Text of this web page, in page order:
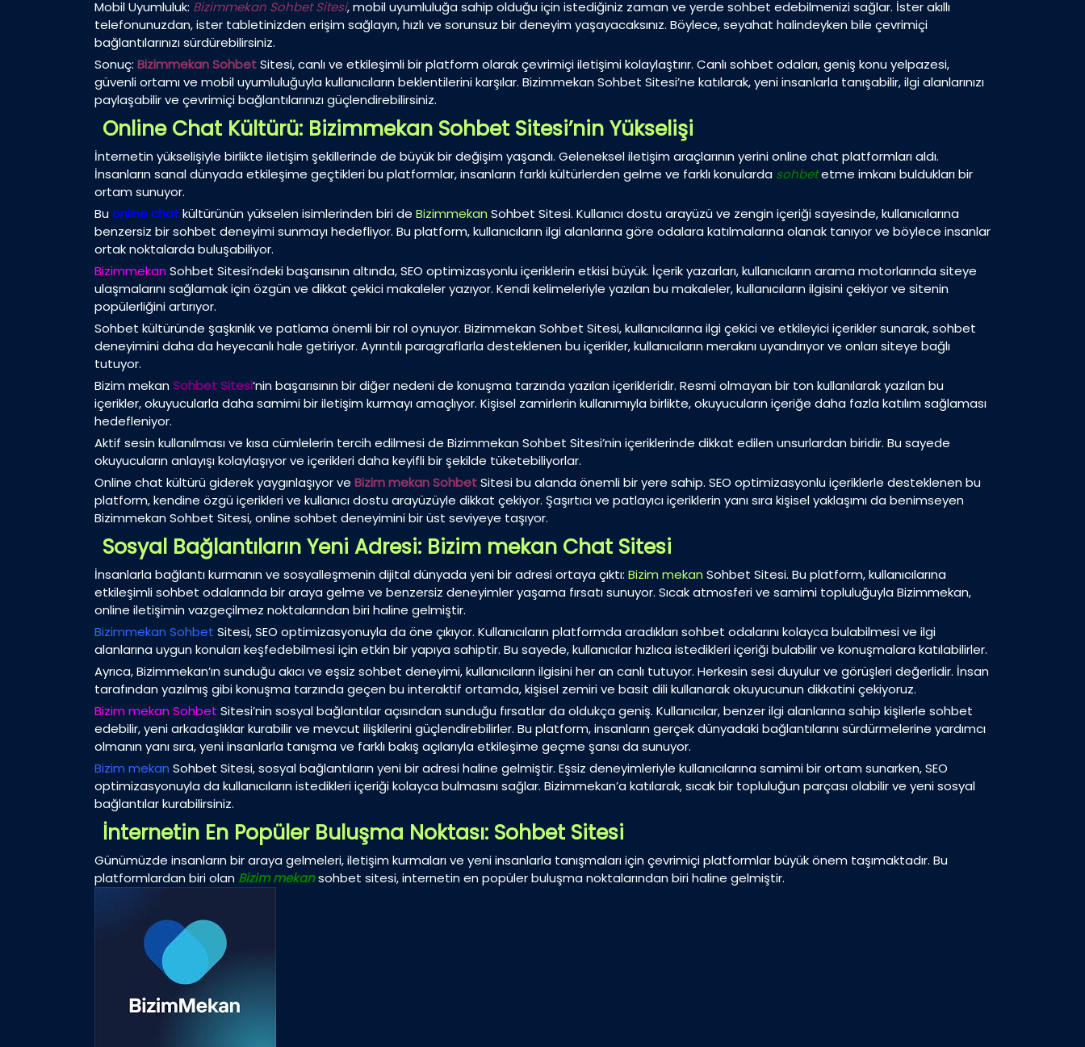
Mobil Uyumluluk: Bizimmekan Sohbet Sitesi, mobil uyumluluğa sahip olduğu için istediğiniz zaman ve yerde sohbet edebilmenizi sağlar. İster akıllı
telefonunuzdan, ister tabletinizden erişim sağlayın, hızlı ve sorunsuz bir deneyim yaşayacaksınız. Böylece, seyahat halindeyken bile çevrimiçi
bağlantılarınızı sürdürebilirsiniz.
Sonuç: Bizimmekan SohbetSitesi, canlı ve etkileşimli bir platform olarak çevrimiçi iletişimi kolaylaştırır. Canlı sohbet odaları, geniş konu yelpazesi,
güvenli ortamı ve mobil uyumluluğuyla kullanıcıların beklentilerini karşılar. Bizimmekan Sohbet Sitesi’ne katılarak, yeni insanlarla tanışabilir, ilgi alanlarınızı
paylaşabilir ve çevrimiçi bağlantılarınızı güçlendirebilirsiniz.
Online Chat Kültürü: Bizimmekan Sohbet Sitesi’nin Yükselişi
İnternetin yükselişiyle birlikte iletişim şekillerinde de büyük bir değişim yaşandı. Geleneksel iletişim araçlarının yerini online chat platformları aldı.
İnsanların sanal dünyada etkileşime geçtikleri bu platformlar, insanların farklı kültürlerden gelme ve farklı konularda sohbetetme imkanı buldukları bir
ortam sunuyor.
Buonline chatkültürünün yükselen isimlerinden biri de Bizimmekan Sohbet Sitesi. Kullanıcı dostu arayüzü ve zengin içeriği sayesinde, kullanıcılarına
benzersiz bir sohbet deneyimi sunmayı hedefliyor. Bu platform, kullanıcıların ilgi alanlarına göre odalara katılmalarına olanak tanıyor ve böylece insanlar
ortak noktalarda buluşabiliyor.
BizimmekanSohbet Sitesi’ndeki başarısının altında, SEO optimizasyonlu içeriklerin etkisi büyük. İçerik yazarları, kullanıcıların arama motorlarında siteye
ulaşmalarını sağlamak için özgün ve dikkat çekici makaleler yazıyor. Kendi kelimeleriyle yazılan bu makaleler, kullanıcıların ilgisini çekiyor ve sitenin
popülerliğini artırıyor.
Sohbet kültüründe şaşkınlık ve patlama önemli bir rol oynuyor. Bizimmekan Sohbet Sitesi, kullanıcılarına ilgi çekici ve etkileyici içerikler sunarak, sohbet
deneyimini daha da heyecanlı hale getiriyor. Ayrıntılı paragraflarla desteklenen bu içerikler, kullanıcıların merakını uyandırıyor ve onları siteye bağlı
tutuyor.
Bizim mekanSohbet Sitesi‘nin başarısının bir diğer nedeni de konuşma tarzında yazılan içerikleridir. Resmi olmayan bir ton kullanılarak yazılan bu
içerikler, okuyucularla daha samimi bir iletişim kurmayı amaçlıyor. Kişisel zamirlerin kullanımıyla birlikte, okuyucuların içeriğe daha fazla katılım sağlaması
hedefleniyor.
Aktif sesin kullanılması ve kısa cümlelerin tercih edilmesi de Bizimmekan Sohbet Sitesi’nin içeriklerinde dikkat edilen unsurlardan biridir. Bu sayede
okuyucuların anlayışı kolaylaşıyor ve içerikleri daha keyifli bir şekilde tüketebiliyorlar.
Online chat kültürü giderek yaygınlaşıyor ve Bizim mekan SohbetSitesi bu alanda önemli bir yere sahip. SEO optimizasyonlu içeriklerle desteklenen bu
platform, kendine özgü içerikleri ve kullanıcı dostu arayüzüyle dikkat çekiyor. Şaşırtıcı ve patlayıcı içeriklerin yanı sıra kişisel yaklaşımı da benimseyen
Bizimmekan Sohbet Sitesi, online sohbet deneyimini bir üst seviyeye taşıyor.
Sosyal Bağlantıların Yeni Adresi: Bizim mekan Chat Sitesi
İnsanlarla bağlantı kurmanın ve sosyalleşmenin dijital dünyada yeni bir adresi ortaya çıktı: Bizim mekan Sohbet Sitesi. Bu platform, kullanıcılarına
etkileşimli sohbet odalarında bir araya gelme ve benzersiz deneyimler yaşama fırsatı sunuyor. Sıcak atmosferi ve samimi topluluğuyla Bizimmekan,
online iletişimin vazgeçilmez noktalarından biri haline gelmiştir.
Bizimmekan Sohbet Sitesi, SEO optimizasyonuyla da öne çıkıyor. Kullanıcıların platformda aradıkları sohbet odalarını kolayca bulabilmesi ve ilgi
alanlarına uygun konuları keşfedebilmesi için etkin bir yapıya sahiptir. Bu sayede, kullanıcılar hızlıca istedikleri içeriği bulabilir ve konuşmalara katılabilirler.
Ayrıca, Bizimmekan’ın sunduğu akıcı ve eşsiz sohbet deneyimi, kullanıcıların ilgisini her an canlı tutuyor. Herkesin sesi duyulur ve görüşleri değerlidir. İnsan
tarafından yazılmış gibi konuşma tarzında geçen bu interaktif ortamda, kişisel zemiri ve basit dili kullanarak okuyucunun dikkatini çekiyoruz.
Bizim mekan Sohbet Sitesi’nin sosyal bağlantılar açısından sunduğu fırsatlar da oldukça geniş. Kullanıcılar, benzer ilgi alanlarına sahip kişilerle sohbet
edebilir, yeni arkadaşlıklar kurabilir ve mevcut ilişkilerini güçlendirebilirler. Bu platform, insanların gerçek dünyadaki bağlantılarını sürdürmelerine yardımcı
olmanın yanı sıra, yeni insanlarla tanışma ve farklı bakış açılarıyla etkileşime geçme şansı da sunuyor.
Bizim mekan Sohbet Sitesi, sosyal bağlantıların yeni bir adresi haline gelmiştir. Eşsiz deneyimleriyle kullanıcılarına samimi bir ortam sunarken, SEO
optimizasyonuyla da kullanıcıların istedikleri içeriği kolayca bulmasını sağlar. Bizimmekan’a katılarak, sıcak bir topluluğun parçası olabilir ve yeni sosyal
bağlantılar kurabilirsiniz.
İnternetin En Popüler Buluşma Noktası: Sohbet Sitesi
Günümüzde insanların bir araya gelmeleri, iletişim kurmaları ve yeni insanlarla tanışmaları için çevrimiçi platformlar büyük önem taşımaktadır. Bu
platformlardan biri olan Bizim mekansohbet sitesi, internetin en popüler buluşma noktalarından biri haline gelmiştir.